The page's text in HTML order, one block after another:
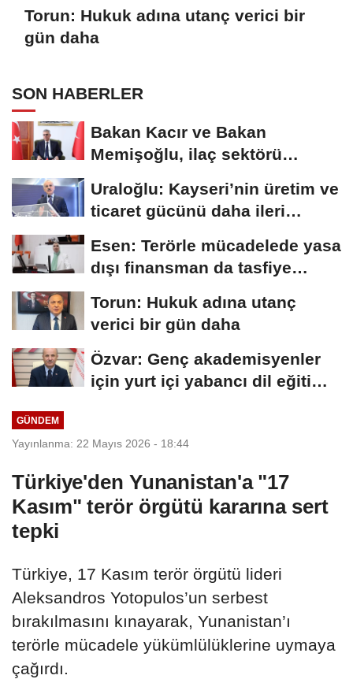
Torun: Hukuk adına utanç verici bir
gün daha
SON HABERLER
Bakan Kacır ve Bakan
Memişoğlu, ilaç sektörü
Uraloğlu: Kayseri’nin üretim ve
ticaret gücünü daha ileri
Esen: Terörle mücadelede yasa
dışı finansman da tasfiye
Torun: Hukuk adına utanç
verici bir gün daha
Özvar: Genç akademisyenler
için yurt içi yabancı dil eğitim
GÜNDEM
Yayınlanma: 22 Mayıs 2026 - 18:44
Türkiye'den Yunanistan'a "17
Kasım" terör örgütü kararına sert
tepki
Türkiye, 17 Kasım terör örgütü lideri
Aleksandros Yotopulos’un serbest
bırakılmasını kınayarak, Yunanistan’ı
terörle mücadele yükümlülüklerine uymaya
çağırdı.